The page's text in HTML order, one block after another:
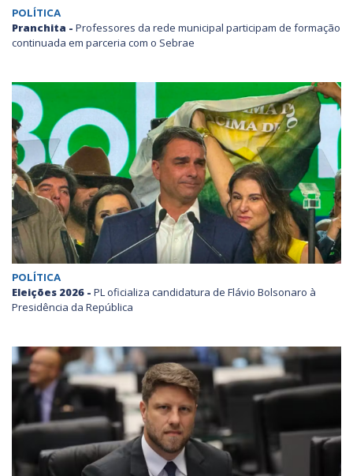
POLÍTICA
Pranchita - Professores da rede municipal participam de formação
continuada em parceria com o Sebrae
POLÍTICA
Eleições 2026 - PL oficializa candidatura de Flávio Bolsonaro à
Presidência da República